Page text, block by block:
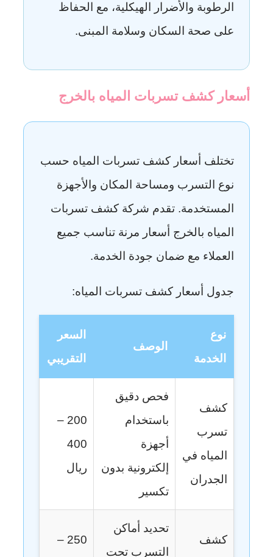
الرطوبة والأضرار الهيكلية، مع الحفاظ
على صحة السكان وسلامة المبنى.
أسعار كشف تسربات المياه بالخرج
تختلف أسعار كشف تسربات المياه حسب
نوع التسرب ومساحة المكان والأجهزة
المستخدمة. تقدم شركة كشف تسربات
المياه بالخرج أسعار مرنة تناسب جميع
العملاء مع ضمان جودة الخدمة.
جدول أسعار كشف تسربات المياه:
نوع
الخدمة
الوصف
السعر
التقريبي
كشف
تسرب
المياه في
الجدران
فحص دقيق
باستخدام
أجهزة
إلكترونية بدون
تكسير
200 –
400
ريال
كشف
تحديد أماكن
التسرب تحت
250 –